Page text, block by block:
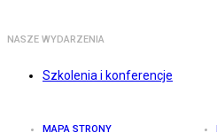
NASZE WYDARZENIA
Szkolenia i konferencje
MAPA STRONY